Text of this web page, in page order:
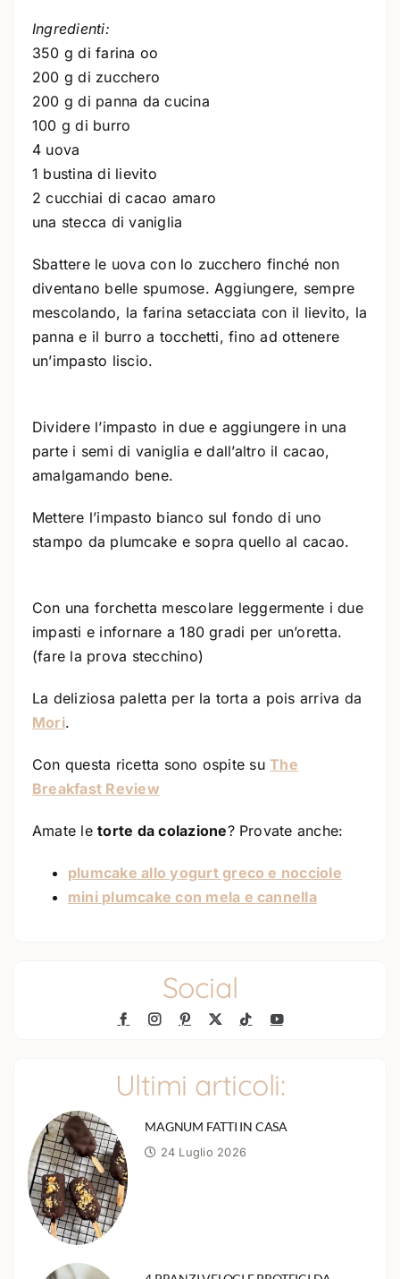
Ingredienti:
350 g di farina oo
200 g di zucchero
200 g di panna da cucina
100 g di burro
4 uova
1 bustina di lievito
2 cucchiai di cacao amaro
una stecca di vaniglia
Sbattere le uova con lo zucchero finché non
diventano belle spumose. Aggiungere, sempre
mescolando, la farina setacciata con il lievito, la
panna e il burro a tocchetti, fino ad ottenere
un’impasto liscio.
Dividere l’impasto in due e aggiungere in una
parte i semi di vaniglia e dall’altro il cacao,
amalgamando bene.
Mettere l’impasto bianco sul fondo di uno
stampo da plumcake e sopra quello al cacao.
Con una forchetta mescolare leggermente i due
impasti e infornare a 180 gradi per un’oretta.
(fare la prova stecchino)
La deliziosa paletta per la torta a pois arriva da
Mori.
Con questa ricetta sono ospite suThe
Breakfast Review
Amate letorte da colazione? Provate anche:
plumcake allo yogurt greco e nocciole
mini plumcake con mela e cannella
Social
Ultimi articoli:
MAGNUM FATTI IN CASA
24 Luglio 2026